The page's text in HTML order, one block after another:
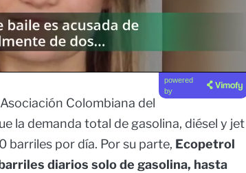
powered
by
Colombiana del
la demanda total de gasolina, diésel y jet
por día. Por su parte, Ecopetrol
diarios solo de gasolina, hasta